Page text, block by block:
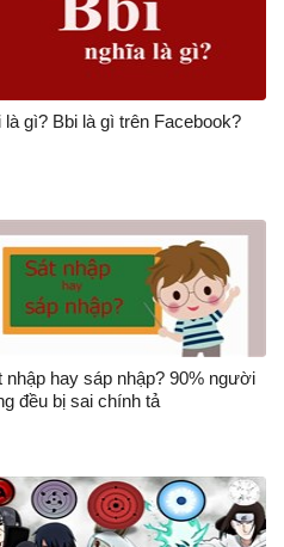
là gì? Bbi là gì trên Facebook?
nhập hay sáp nhập? 90% người
đều bị sai chính tả